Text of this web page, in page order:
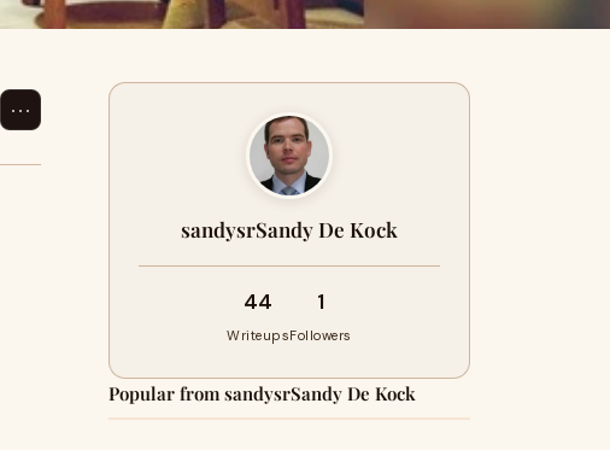
⋯
sandysrSandy De Kock
44
Writeups
1
Followers
Popular from sandysrSandy De Kock